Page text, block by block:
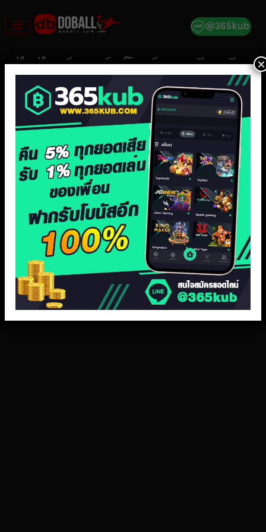
to
content
ไฮไลท์ บอร์กโดซ์ พบ นีซ ลีก
เอิง
×